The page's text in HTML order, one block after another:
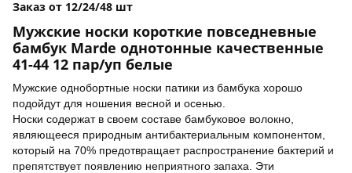
Заказ от 12/24/48 шт
Мужские носки короткие повседневные
бамбук Marde однотонные качественные
41-44 12 пар/уп белые
Мужские однобортные носки патики из бамбука хорошо
подойдут для ношения весной и осенью.
Носки содержат в своем составе бамбуковое волокно,
являющееся природным антибактериальным компонентом,
который на 70% предотвращает распространение бактерий и
препятствует появлению неприятного запаха. Эти